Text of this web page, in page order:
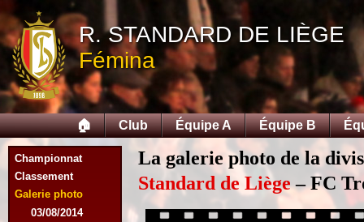
R. STANDARD DE LIÈGE
Fémina
🏠 Club Équipe A Équipe B
Championnat
Classement
Galerie photo
03/08/2014
La galerie photo de la
Standard de Liège– FC